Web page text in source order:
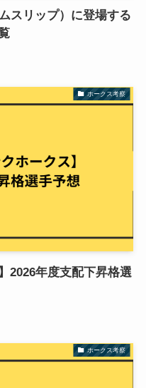
スリップ）に登場する
ホークス考察
2026年度支配下昇格選
ホークス考察